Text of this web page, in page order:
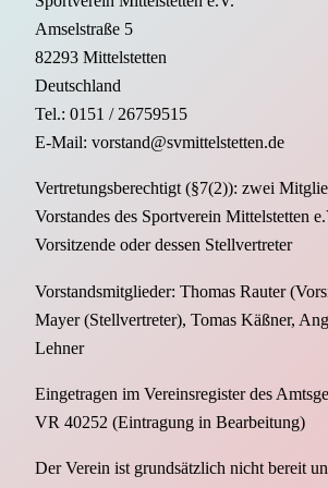
Amselstraße 5
82293 Mittelstetten
Deutschland
Tel.: 0151 / 26759515
E-Mail: vorstand@svmittelstetten.de
Vertretungsberechtigt (§7(2)): zwei
Vorstandes des Sportverein Mittelstetten
Vorsitzende oder dessen Stellvertreter
Vorstandsmitglieder: Thomas Rauter
Mayer (Stellvertreter), Tomas Käßner,
Lehner
Eingetragen im Vereinsregister des
VR 40252 (Eintragung in Bearbeitung)
Der Verein ist grundsätzlich nicht bereit